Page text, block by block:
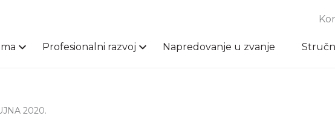
Profesionalni razvoj Napredovanje u zvanje
2020.